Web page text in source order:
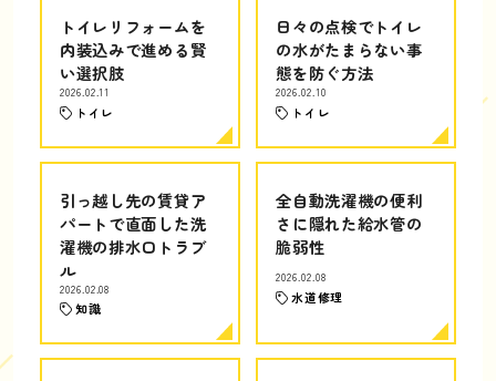
トイレリフォームを
内装込みで進める賢
い選択肢
2026.02.11
トイレ
日々の点検でトイレ
の水がたまらない事
態を防ぐ方法
2026.02.10
トイレ
引っ越し先の賃貸ア
パートで直面した洗
濯機の排水口トラブ
ル
2026.02.08
知識
全自動洗濯機の便利
さに隠れた給水管の
脆弱性
2026.02.08
水道修理